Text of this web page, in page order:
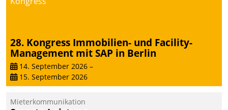
28. Kongress Immobilien- und Facility-
Management mit SAP in Berlin
14. September 2026 –
15. September 2026
Mieterkommunikation